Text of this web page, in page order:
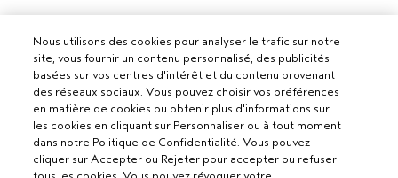
Nous utilisons des cookies pour analyser le trafic sur notre
site, vous fournir un contenu personnalisé, des publicités
basées sur vos centres d'intérêt et du contenu provenant
des réseaux sociaux. Vous pouvez choisir vos préférences
en matière de cookies ou obtenir plus d'informations sur
les cookies en cliquant sur Personnaliser ou à tout moment
dans notre Politique de Confidentialité. Vous pouvez
cliquer sur Accepter ou Rejeter pour accepter ou refuser